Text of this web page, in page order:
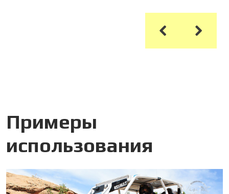
Примеры
использования